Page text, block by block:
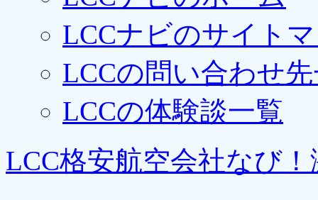
LCCナビのサイト
LCCの問い合わせ
LCCの体験談一覧
LCC格安航空会社なび